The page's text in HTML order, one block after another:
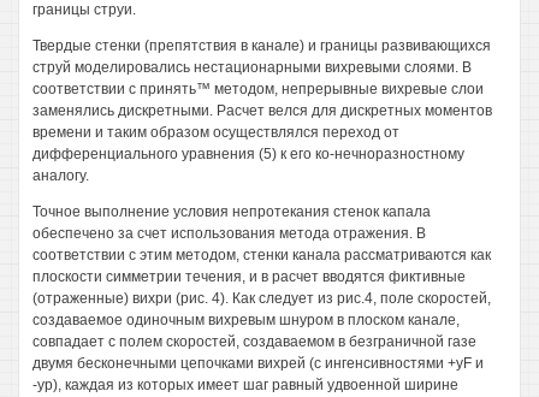
границы струи.
Твердые стенки (препятствия в канале) и границы развивающихся
струй моделировались нестационарными вихревыми слоями. В
соответствии с принять™ методом, непрерывные вихревые слои
заменялись дискретными. Расчет велся для дискретных моментов
времени и таким образом осуществлялся переход от
дифференциального уравнения (5) к его ко-нечноразностному
аналогу.
Точное выполнение условия непротекания стенок капала
обеспечено за счет использования метода отражения. В
соответствии с этим методом, стенки канала рассматриваются как
плоскости симметрии течения, и в расчет вводятся фиктивные
(отраженные) вихри (рис. 4). Как следует из рис.4, поле скоростей,
создаваемое одиночным вихревым шнуром в плоском канале,
совпадает с полем скоростей, создаваемом в безграничной газе
двумя бесконечными цепочками вихрей (с ингенсивностями +yF и
-ур), каждая из которых имеет шаг равный удвоенной ширине